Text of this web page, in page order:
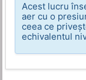
Acest lucru
aer cu o
ceea ce
echivalentul